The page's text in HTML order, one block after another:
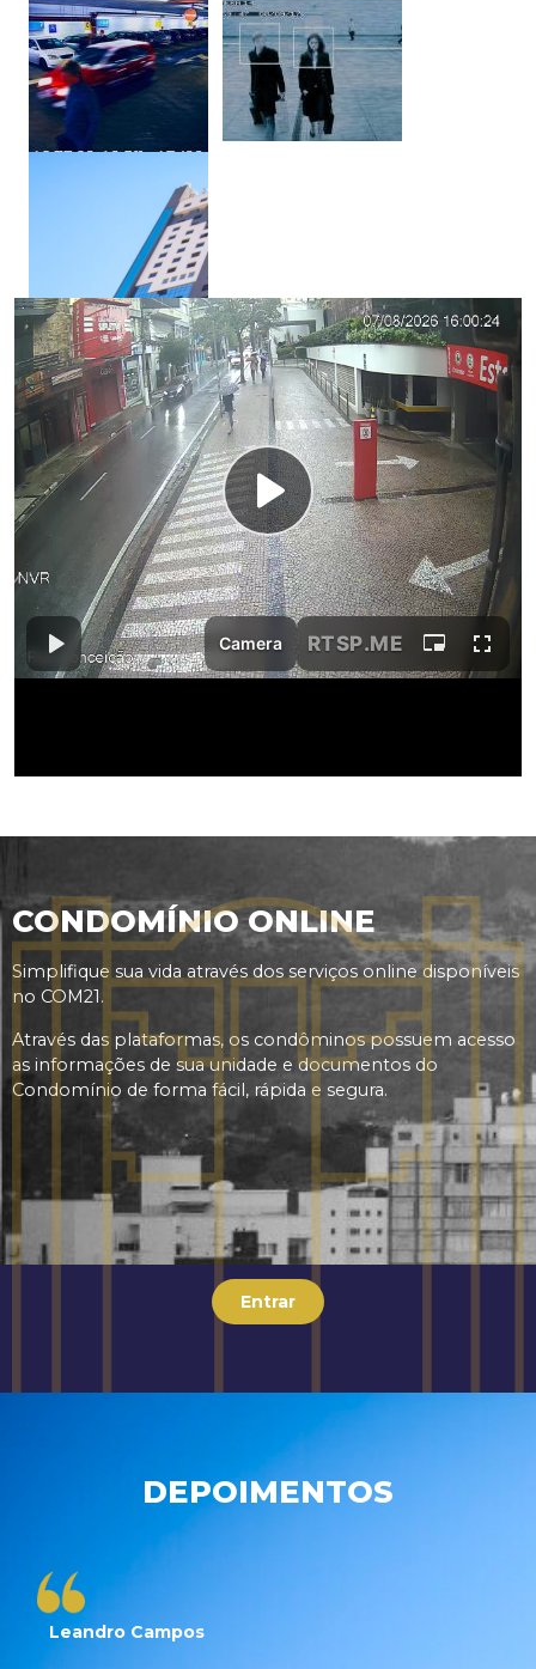
CONDOMÍNIO ONLINE
Simplifique sua vida através dos serviços online disponíveis
no COM21.
Através das plataformas, os condôminos possuem acesso
as informações de sua unidade e documentos do
Condomínio de forma fácil, rápida e segura.
Entrar
DEPOIMENTOS
Leandro Campos